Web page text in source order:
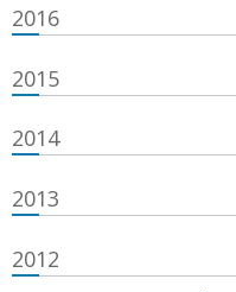
2016
2015
2014
2013
2012